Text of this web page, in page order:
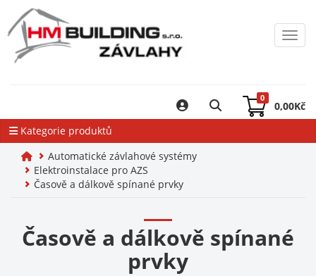
0
0,00Kč
Kategorie produktů
Automatické závlahové systémy
Elektroinstalace pro AZS
Časově a dálkově spínané prvky
Časově a dálkově spínané
prvky